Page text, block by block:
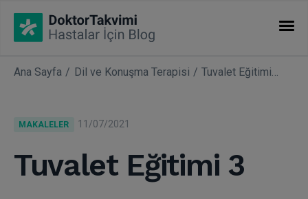
İHTISASLAR
Uzmanlıklar
Ana Sayfa Dil ve Konuşma Terapisi Tuvalet Eğitimi 3
MAKALELER 11/07/2021
Tuvalet Eğitimi 3